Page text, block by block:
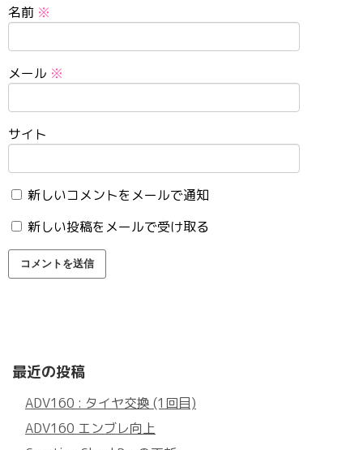
名前 ※
メール ※
サイト
新しいコメントをメールで通知
新しい投稿をメールで受け取る
最近の投稿
ADV160 : タイヤ交換 (1回目)
ADV160 エンブレ向上